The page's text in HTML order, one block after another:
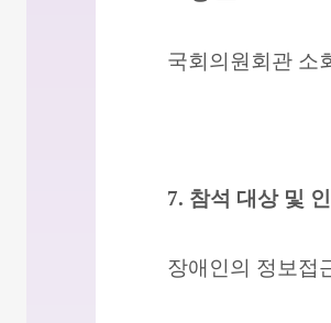
국회의원회관 소
7. 참석 대상 및
장애인의 정보접